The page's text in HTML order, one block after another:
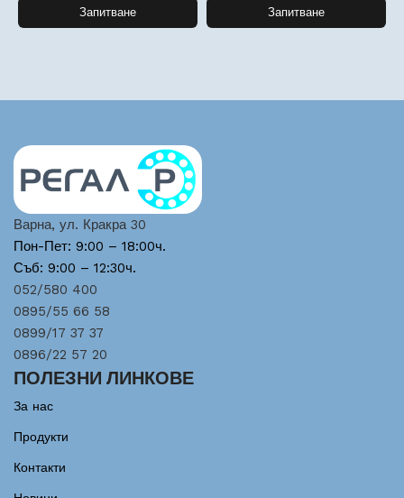
Запитване Запитване
Варна, ул. Кракра 30
Пон-Пет: 9:00 – 18:00ч.
Съб: 9:00 – 12:30ч.
052/580 400
0895/55 66 58
0899/17 37 37
0896/22 57 20
ПОЛЕЗНИ ЛИНКОВЕ
За нас
Продукти
Контакти